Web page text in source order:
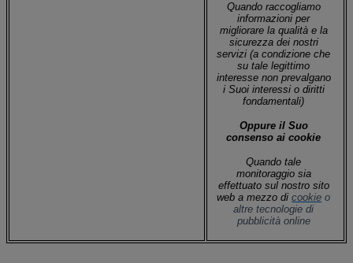
Quando raccogliamo
informazioni per
migliorare la qualità e la
sicurezza dei nostri
servizi (a condizione che
su tale legittimo
interesse non prevalgano
i Suoi interessi o diritti
fondamentali)
Oppure il Suo
consenso ai cookie
Quando tale
monitoraggio sia
effettuato sul nostro sito
web a mezzo dicookie o
altre tecnologie di
pubblicità online